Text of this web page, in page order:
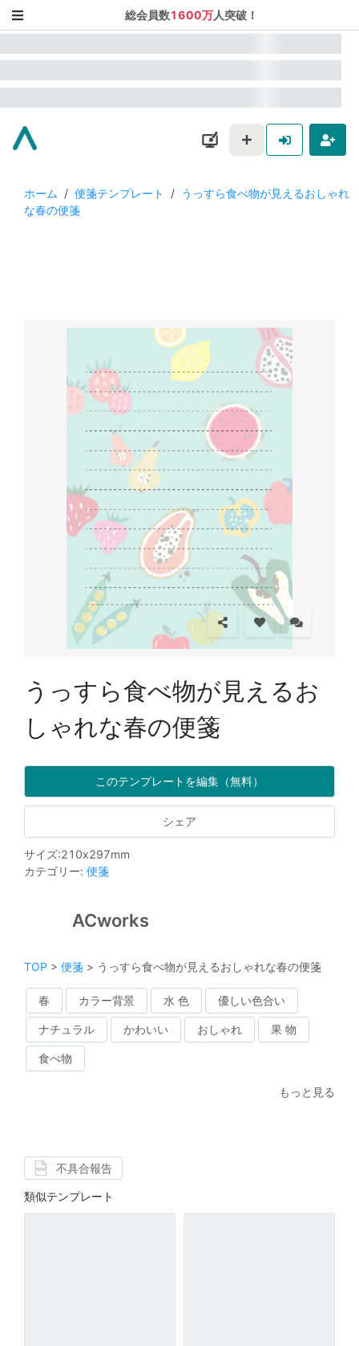
総会員数1600万人突破！
ホーム / 便箋テンプレート / うっすら食べ物が見えるおしゃれ
な春の便箋
うっすら食べ物が見えるお
しゃれな春の便箋
このテンプレートを編集（無料）
シェア
サイズ:210x297mm
カテゴリー: 便箋
ACworks
TOP > 便箋 > うっすら食べ物が見えるおしゃれな春の便箋
春 カラー背景 水 色 優しい色合い
ナチュラル かわいい おしゃれ 果 物
食べ物
もっと見る
不具合報告
類似テンプレート